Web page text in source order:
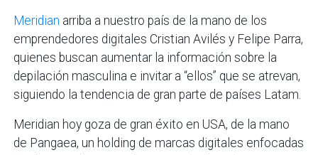
Meridian arriba a nuestro país de la mano de los
emprendedores digitales Cristian Avilés y Felipe Parra,
quienes buscan aumentar la información sobre la
depilación masculina e invitar a “ellos” que se atrevan,
siguiendo la tendencia de gran parte de países Latam.
Meridian hoy goza de gran éxito en USA, de la mano
de Pangaea, un holding de marcas digitales enfocadas